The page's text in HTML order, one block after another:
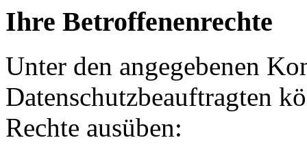
Ihre Betroffenenrechte
Unter den angegebenen
Datenschutzbeauftragten
Rechte ausüben: